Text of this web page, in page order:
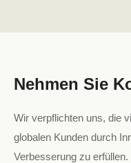
Nehmen Sie
Wir verpflichten uns, die
globalen Kunden durch
Verbesserung zu erfüllen.